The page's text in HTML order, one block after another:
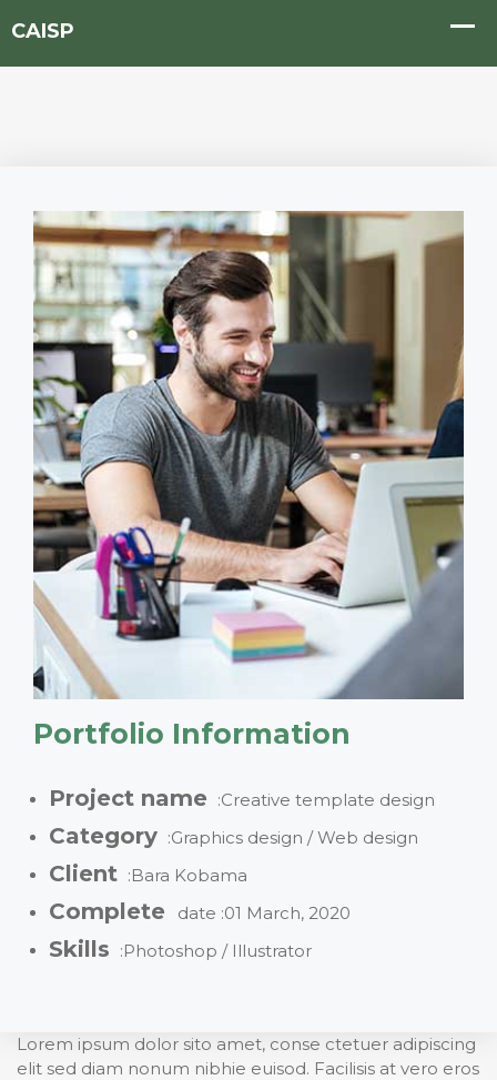
Portfolio Information
Project name :Creative template design
Category :Graphics design / Web design
Client :Bara Kobama
Complete date :01 March, 2020
Skills :Photoshop / Illustrator
Lorem ipsum dolor sito amet, conse ctetuer adipiscing
elit sed diam nonum nibhie euisod. Facilisis at vero eros